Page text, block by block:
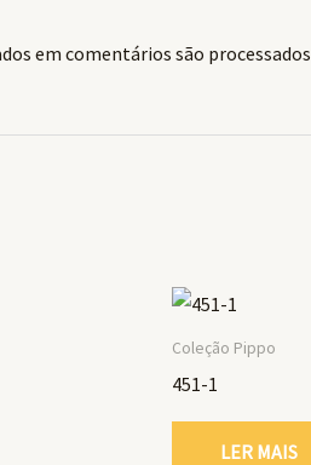
em comentários são processados
Coleção Pippo
451-1
LER MAIS